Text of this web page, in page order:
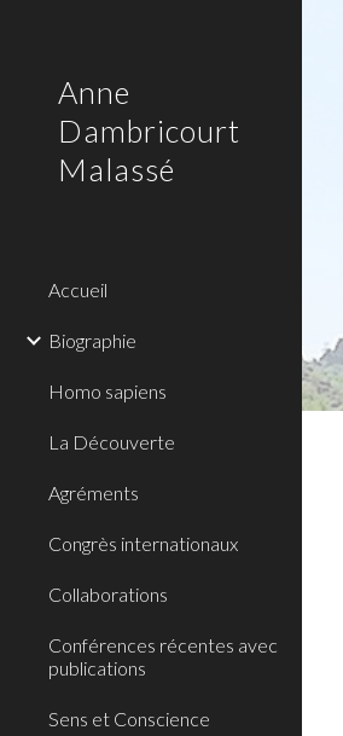
Anne
Dambricourt
Malassé
Accueil
Biographie
Homo sapiens
La Découverte
Agréments
Congrès internationaux
Collaborations
Conférences récentes avec
publications
Sens et Conscience